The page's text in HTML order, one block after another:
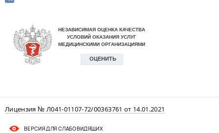
Лицензия № Л041-01107-72/00363761 от 14.01.2021
ВЕРСИЯ ДЛЯ СЛАБОВИДЯЩИХ